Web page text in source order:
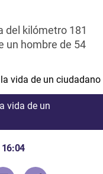
del kilómetro 181
un hombre de 54
vida de un